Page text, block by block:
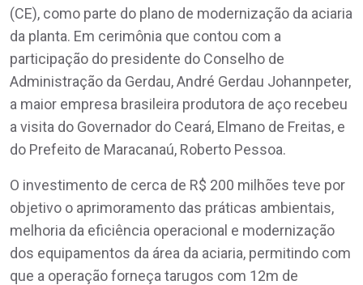
(CE), como parte do plano de modernização da aciaria
da planta. Em cerimônia que contou com a
participação do presidente do Conselho de
Administração da Gerdau, André Gerdau Johannpeter,
a maior empresa brasileira produtora de aço recebeu
a visita do Governador do Ceará, Elmano de Freitas, e
do Prefeito de Maracanaú, Roberto Pessoa.
O investimento de cerca de R$ 200 milhões teve por
objetivo o aprimoramento das práticas ambientais,
melhoria da eficiência operacional e modernização
dos equipamentos da área da aciaria, permitindo com
que a operação forneça tarugos com 12m de